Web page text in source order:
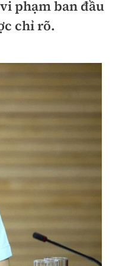
Công nghệ mới
phạm ban đầu
chỉ rõ.